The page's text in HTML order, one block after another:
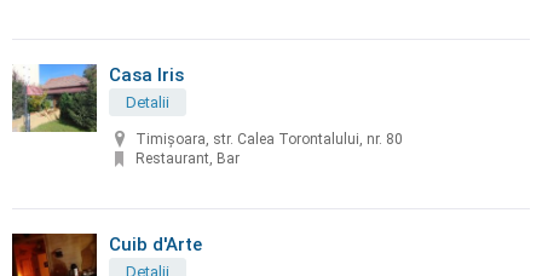
Casa Iris
Detalii
Timișoara, str. Calea Torontalului, nr. 80
Restaurant, Bar
Cuib d'Arte
Detalii